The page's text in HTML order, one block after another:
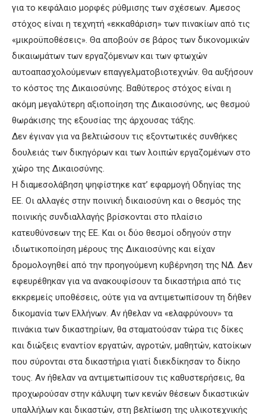
για το κεφάλαιο μορφές ρύθμισης των σχέσεων. Αμεσος
στόχος είναι η τεχνητή «εκκαθάριση» των πινακίων από τις
«μικροϋποθέσεις». Θα αποβούν σε βάρος των δικονομικών
δικαιωμάτων των εργαζόμενων και των φτωχών
αυτοαπασχολούμενων επαγγελματοβιοτεχνών. Θα αυξήσουν
το κόστος της Δικαιοσύνης. Βαθύτερος στόχος είναι η
ακόμη μεγαλύτερη αξιοποίηση της Δικαιοσύνης, ως θεσμού
θωράκισης της εξουσίας της άρχουσας τάξης.
Δεν έγιναν για να βελτιώσουν τις εξοντωτικές συνθήκες
δουλειάς των δικηγόρων και των λοιπών εργαζομένων στο
χώρο της Δικαιοσύνης.
Η διαμεσολάβηση ψηφίστηκε κατ’ εφαρμογή Οδηγίας της
ΕΕ. Οι αλλαγές στην ποινική δικαιοσύνη και ο θεσμός της
ποινικής συνδιαλλαγής βρίσκονται στο πλαίσιο
κατευθύνσεων της ΕΕ. Και οι δύο θεσμοί οδηγούν στην
ιδιωτικοποίηση μέρους της Δικαιοσύνης και είχαν
δρομολογηθεί από την προηγούμενη κυβέρνηση της ΝΔ. Δεν
εφευρέθηκαν για να ανακουφίσουν τα δικαστήρια από τις
εκκρεμείς υποθέσεις, ούτε για να αντιμετωπίσουν τη δήθεν
δικομανία των Ελλήνων. Αν ήθελαν να «ελαφρύνουν» τα
πινάκια των δικαστηρίων, θα σταματούσαν τώρα τις δίκες
και διώξεις εναντίον εργατών, αγροτών, μαθητών, κατοίκων
που σύρονται στα δικαστήρια γιατί διεκδίκησαν το δίκηο
τους. Αν ήθελαν να αντιμετωπίσουν τις καθυστερήσεις, θα
προχωρούσαν στην κάλυψη των κενών θέσεων δικαστικών
υπαλλήλων και δικαστών, στη βελτίωση της υλικοτεχνικής